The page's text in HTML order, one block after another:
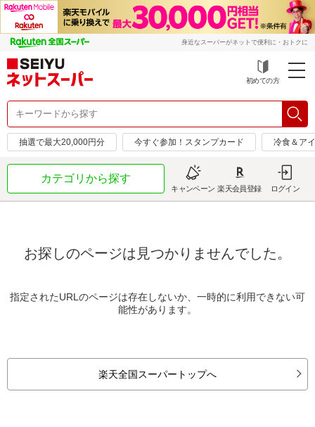
身近なスーパーがネットで便利に・おトクに
初めての方
抽選で最大20,000円分 今すぐ参加！スタンプカード 冷食＆ア
カテゴリから探す
キャンペーン 楽天会員登録 ログイン
お探しのページは見つかりませんでした。
指定されたURLのページは存在しないか、一時的に利用できない可
能性があります。
楽天全国スーパートップへ